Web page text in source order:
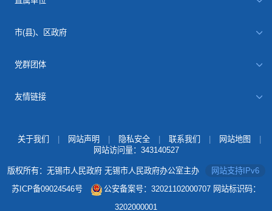
市(县)、区政府
党群团体
友情链接
关于我们 网站声明 隐私安全 联系我们 网站地图
网站访问量： 343140527
版权所有：无锡市人民政府 无锡市人民政府办公室主办
网站支持IPv6
苏ICP备09024546号
公安备案号：32021102000707 网站标识码：
3202000001